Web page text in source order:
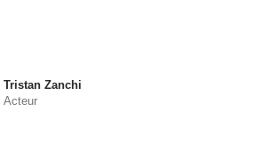
Tristan Zanchi
Acteur